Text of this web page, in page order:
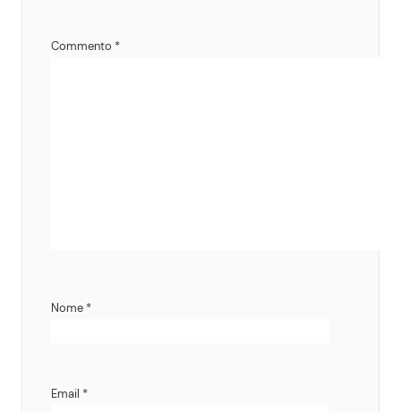
Commento *
Nome *
Email *